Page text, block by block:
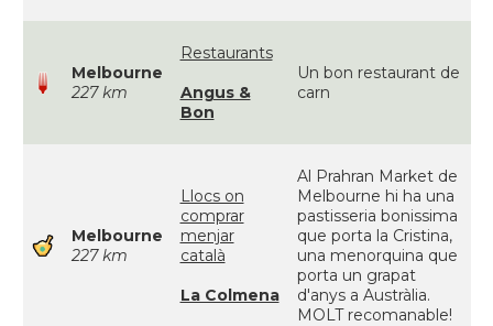
Melbourne
227 km
Restaurants
Angus &
Bon
Un bon restaurant de
carn
Melbourne
227 km
Llocs on
comprar
menjar
català
La Colmena
Al Prahran Market de
Melbourne hi ha una
pastisseria bonissima
que porta la Cristina,
una menorquina que
porta un grapat
d'anys a Austràlia.
MOLT recomanable!